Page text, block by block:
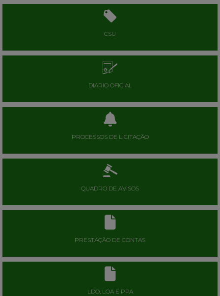
CSU
DIARIO OFICIAL
PROCESSOS DE LICITAÇÃO
QUADRO DE AVISOS
PRESTAÇÃO DE CONTAS
LDO, LOA E PPA